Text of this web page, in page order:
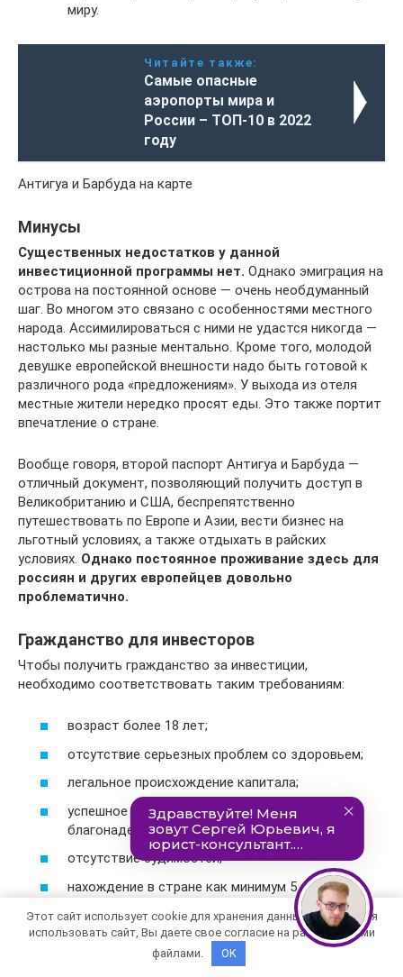
миру.
Читайте также:
Самые опасные
аэропорты мира и
России – ТОП-10 в 2022
году
Антигуа и Барбуда на карте
Минусы
Существенных недостатков у данной
инвестиционной программы нет. Однако эмиграция на
острова на постоянной основе — очень необдуманный
шаг. Во многом это связано с особенностями местного
народа. Ассимилироваться с ними не удастся никогда —
настолько мы разные ментально. Кроме того, молодой
девушке европейской внешности надо быть готовой к
различного рода «предложениям». У выхода из отеля
местные жители нередко просят еды. Это также портит
впечатление о стране.
Вообще говоря, второй паспорт Антигуа и Барбуда —
отличный документ, позволяющий получить доступ в
Великобританию и США, беспрепятственно
путешествовать по Европе и Азии, вести бизнес на
льготный условиях, а также отдыхать в райских
условиях. Однако постоянное проживание здесь для
россиян и других европейцев довольно
проблематично.
Гражданство для инвесторов
Чтобы получить гражданство за инвестиции,
необходимо соответствовать таким требованиям:
возраст более 18 лет;
отсутствие серьезных проблем со здоровьем;
легальное происхождение капитала;
успешное прохождение теста на
благонадежность;
отсутствие судимостей;
нахождение в стране как минимум 5 дней за
В одной инвестиционной программе, помимо основного
инвестора, могут поучаствовать дети до 25 лет и
Этот сайт использует cookie для хранения данных. Продолжая
использовать сайт, Вы даете свое согласие на работу с этими
файлами.
OK